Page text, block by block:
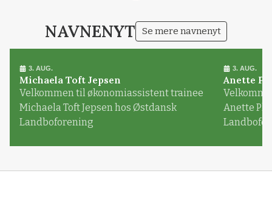
NAVNENYT Se mere navnenyt
3. AUG.
Michaela Toft Jepsen
Velkommen til økonomiassistent trainee
Michaela Toft Jepsen hos Østdansk
Landboforening
3. AUG.
Anette
Anette